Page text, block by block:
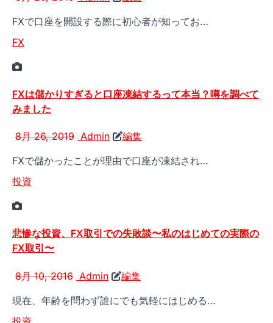
FXで口座を開設する際に初心者が知ってお…
FX
FXは儲かりすぎると口座凍結するって本当？噂を調べて
みました
8月 26, 2019 Admin
編集
FXで儲かったことが理由で口座が凍結され…
投資
悲惨な投資、FX取引での失敗談〜私のはじめての実際の
FX取引〜
8月 10, 2016 Admin
編集
現在、年齢を問わず誰にでも気軽にはじめる…